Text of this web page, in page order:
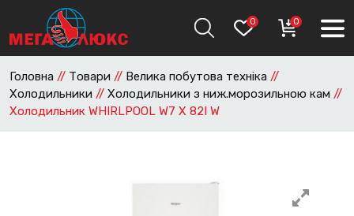
0 0
Головна // Товари // Велика побутова техніка //
Холодильники // Холодильники з ниж.морозильною кам //
Холодильник WHIRLPOOL W7 X 82I W